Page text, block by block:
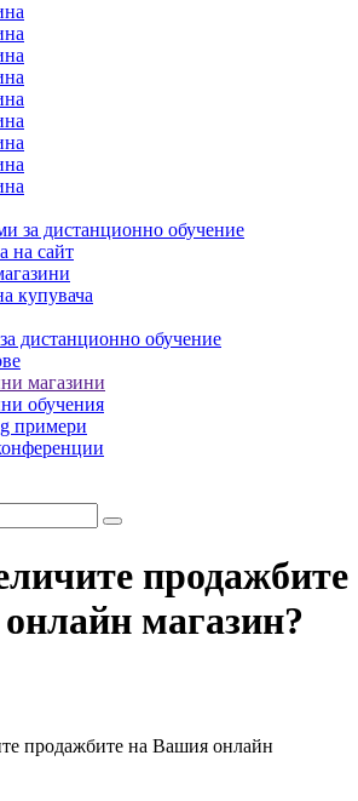
за дистанционно обучение
на сайт
купувача
дистанционно обучение
магазини
обучения
примери
продажбите
магазин?
продажбите на Вашия онлайн